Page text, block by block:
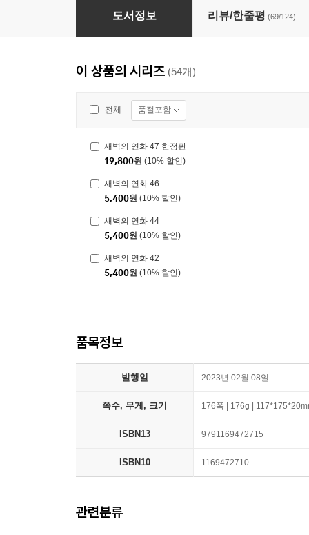
새벽의 연화 38
도서정보 리뷰/한줄평 (69/124)
이 상품의 시리즈 (54개)
전체 품절포함
새벽의 연화 47 한정판
19,800원 (10% 할인)
새벽의 연화 46
5,400원 (10% 할인)
새벽의 연화 44
5,400원 (10% 할인)
새벽의 연화 42
5,400원 (10% 할인)
품목정보
발행일 2023년 02월 08일
쪽수, 무게, 크기 176쪽 | 176g |
ISBN13 9791169472715
ISBN10 1169472710
관련분류